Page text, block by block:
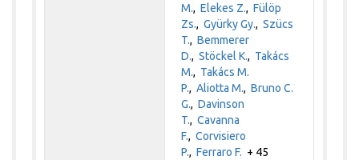
M.,Elekes Z.,Fülöp
Zs.,Gyürky Gy.,Szücs
T.,Bemmerer
D.,Stöckel K., Takács
M., Takács M.
P.,Aliotta M.,Bruno C.
G.,Davinson
T.,Cavanna
F.,Corvisiero
P.,Ferraro F. + 45